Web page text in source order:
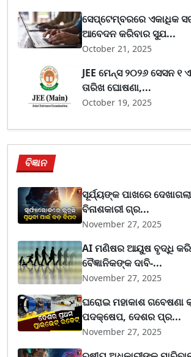
ସେପ୍ଟେମ୍ବରରେ ଏକାଧିକ
ଆବେଦନ କରିବାର ସୁଯ...
October 21, 2025
JEE ମେନ୍ସ ୨୦୨୬ ସେସନ ୧
ତାରିଖ ଘୋଷଣା,...
October 19, 2025
ବିଜ୍ଞାନ
ସୂର୍ଯ୍ୟଙ୍କ ପାଖରେ
ବିନାଶକାରୀ ଗ୍ର...
November 27, 2025
AI ମଣିଷର ଆୟୁଷ ବୃଦ୍ଧି
ବୈଜ୍ଞାନିକଙ୍କ ଦାବି-...
November 27, 2025
ଘରୋଇ ମହାକାଶ ଗବେଷଣା
ପଦକ୍ଷେପ, ଦେଶର ପ୍ର...
November 27, 2025